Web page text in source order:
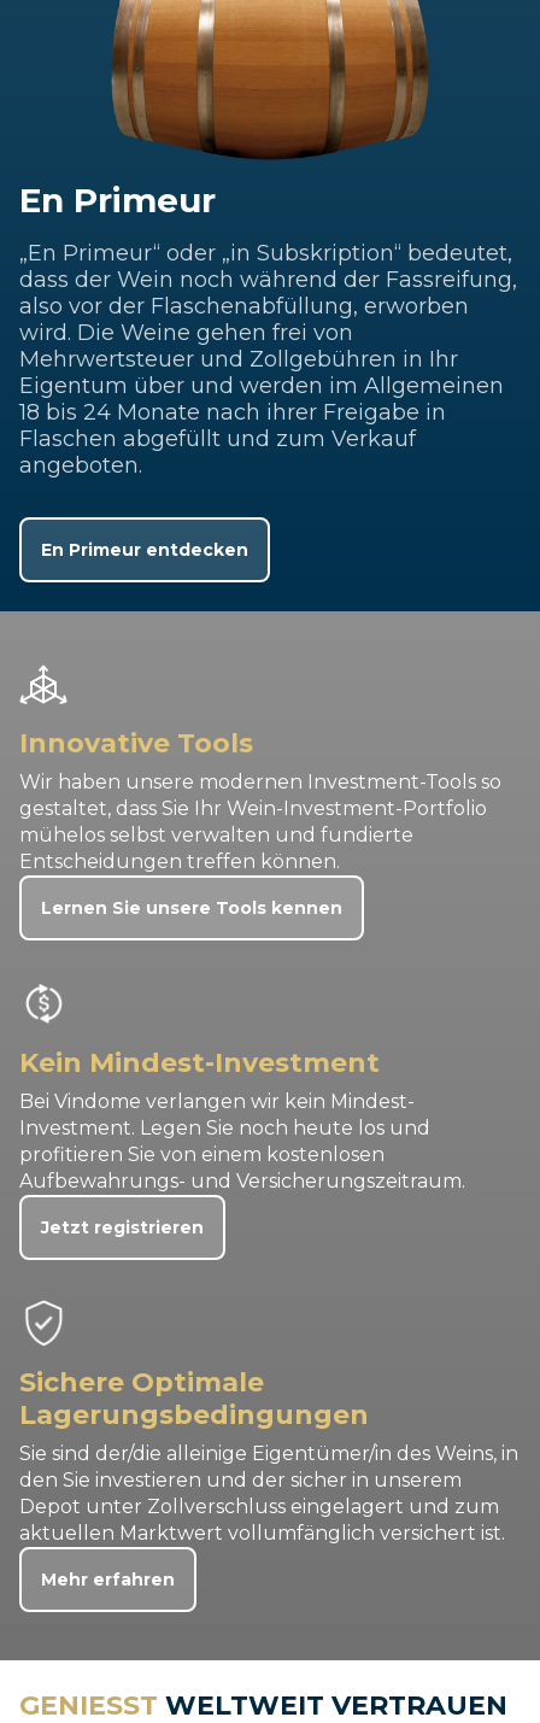
En Primeur
„En Primeur“ oder „in Subskription“ bedeutet,
dass der Wein noch während der Fassreifung,
also vor der Flaschenabfüllung, erworben
wird. Die Weine gehen frei von
Mehrwertsteuer und Zollgebühren in Ihr
Eigentum über und werden im Allgemeinen
18 bis 24 Monate nach ihrer Freigabe in
Flaschen abgefüllt und zum Verkauf
angeboten.
En Primeur entdecken
Innovative Tools
Wir haben unsere modernen Investment-Tools so
gestaltet, dass Sie Ihr Wein-Investment-Portfolio
mühelos selbst verwalten und fundierte
Entscheidungen treffen können.
Lernen Sie unsere Tools kennen
Kein Mindest-Investment
Bei Vindome verlangen wir kein Mindest-
Investment. Legen Sie noch heute los und
profitieren Sie von einem kostenlosen
Aufbewahrungs- und Versicherungszeitraum.
Jetzt registrieren
Sichere Optimale
Lagerungsbedingungen
Sie sind der/die alleinige Eigentümer/in des Weins, in
den Sie investieren und der sicher in unserem
Depot unter Zollverschluss eingelagert und zum
aktuellen Marktwert vollumfänglich versichert ist.
Mehr erfahren
GENIESST WELTWEIT VERTRAUEN